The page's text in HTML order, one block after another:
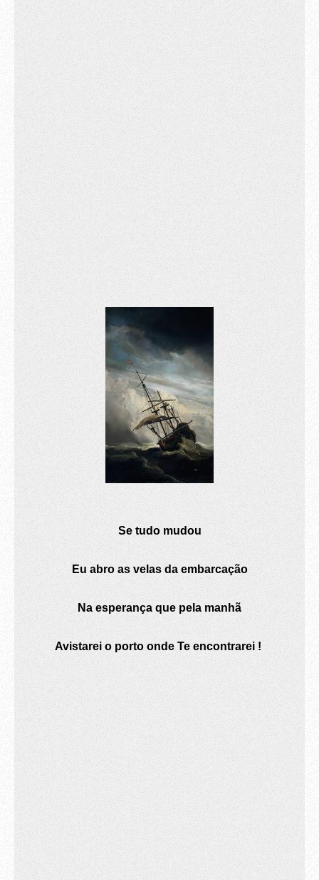
Se tudo mudou
Eu abro as velas da embarcação
Na esperança que pela manhã
Avistarei o porto onde Te encontrarei !